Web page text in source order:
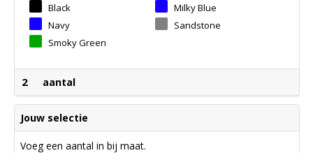
Black
Milky Blue
Navy
Sandstone
Smoky Green
2 aantal
Jouw selectie
Voeg een aantal in bij maat.